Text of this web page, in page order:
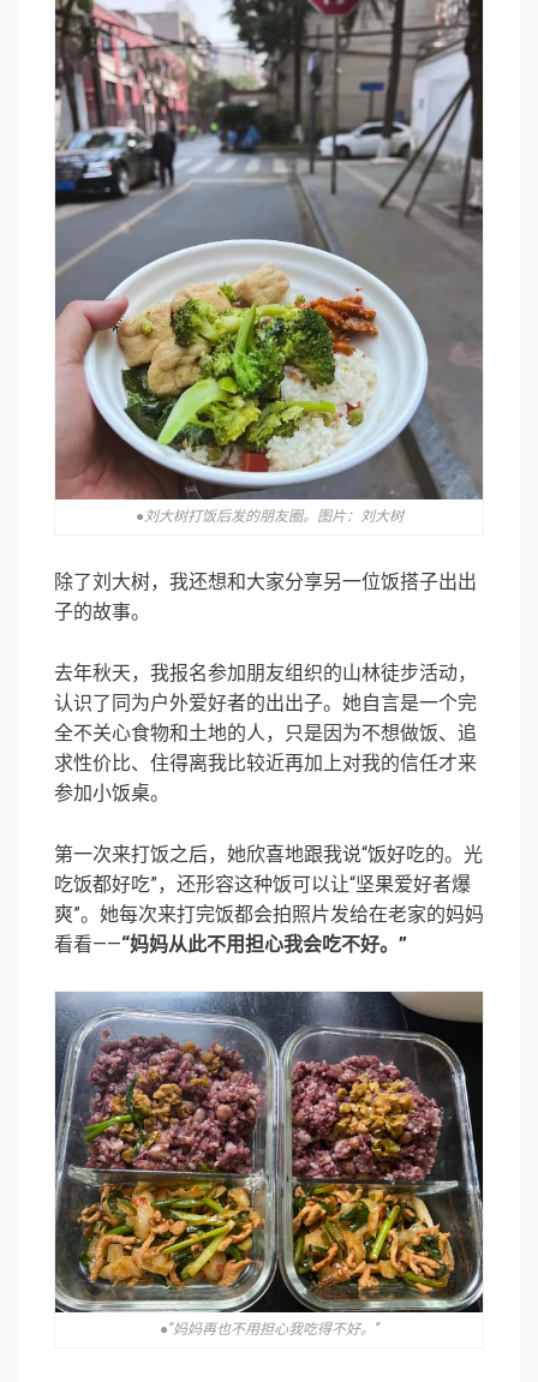
●刘大树打饭后发的朋友圈。图片：刘大树
除了刘大树，我还想和大家分享另一位饭搭子出出
子的故事。
去年秋天，我报名参加朋友组织的山林徒步活动，
认识了同为户外爱好者的出出子。她自言是一个完
全不关心食物和土地的人，只是因为不想做饭、追
求性价比、住得离我比较近再加上对我的信任才来
参加小饭桌。
第一次来打饭之后，她欣喜地跟我说“饭好吃的。光
吃饭都好吃”，还形容这种饭可以让“坚果爱好者爆
爽”。她每次来打完饭都会拍照片发给在老家的妈妈
看看——“妈妈从此不用担心我会吃不好。”
●“妈妈再也不用担心我吃得不好。”